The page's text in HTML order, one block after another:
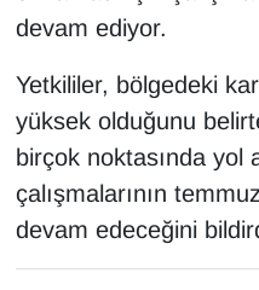
devam ediyor.
Yetkililer, bölgedeki
yüksek olduğunu
birçok noktasında yol
çalışmalarının
devam edeceğini